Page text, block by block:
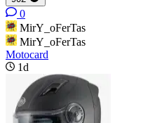
0
MirY_oFerTas
MirY_oFerTas
Motocard
1d